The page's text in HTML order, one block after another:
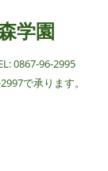
学園
0867-96-2995
で承ります。